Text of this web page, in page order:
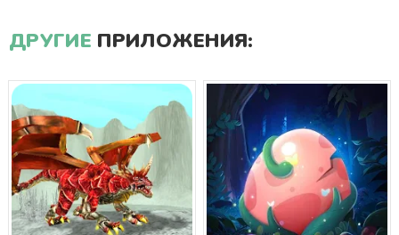
ДРУГИЕ ПРИЛОЖЕНИЯ: